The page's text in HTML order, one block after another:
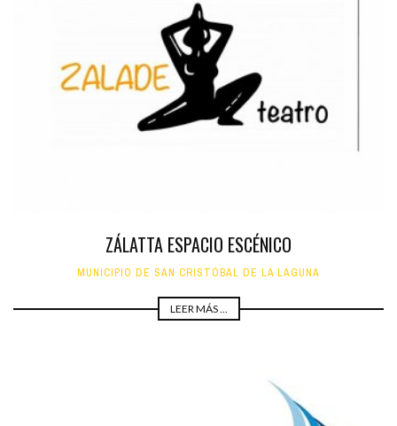
ZÁLATTA ESPACIO ESCÉNICO
MUNICIPIO DE SAN CRISTÓBAL DE LA LAGUNA
LEER MÁS ...